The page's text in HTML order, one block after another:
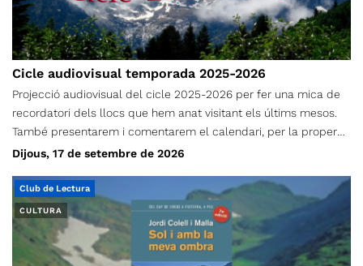
Cicle audiovisual temporada 2025-2026
Projecció audiovisual del cicle 2025-2026 per fer una mica de
recordatori dels llocs que hem anat visitant els últims mesos.
També presentarem i comentarem el calendari, per la propera
temporada. Esteu tots/es convidats/convidades. Els
setembre de 2026 A les 19 h Al Coro Vell (Carrer Sant Marià, 122)
Dijous, 17 de setembre de 2026
CULTURA
Club de Lectura